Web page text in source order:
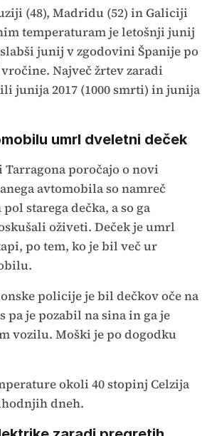
(48), Madridu (52) in Galiciji
temperaturam je letošnji junij
junij v zgodovini Španije po
Največ žrtev zaradi
junija 2017 (1000 smrti) in junija
umrl dveletni deček
poročajo o novi
avtomobila so namreč
starega dečka, a so ga
oživeti. Deček je umrl
po tem, ko je bil več ur
policije je bil dečkov oče na
pa je pozabil na sina in ga je
vozilu. Moški je po dogodku
okoli 40 stopinj Celzija
dneh.